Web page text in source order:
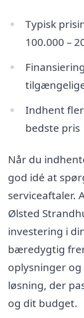
Typisk
100.000 –
Indhent
bedste pris
Når du
god idé at
serviceaftaler.
Ølsted
investering i
bæredygtig
oplysninger
løsning, der
og dit budget.